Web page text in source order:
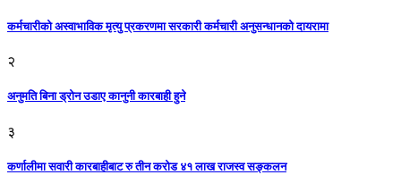
कर्मचारीको अस्वाभाविक मृत्यु प्रकरणमा सरकारी कर्मचारी अनुसन्धानको दायरामा
२
अनुमति बिना ड्रोन उडाए कानुनी कारबाही हुने
३
कर्णालीमा सवारी कारबाहीबाट रु तीन करोड ४१ लाख राजस्व सङ्कलन